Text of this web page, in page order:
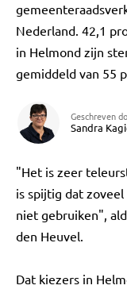
Nederland. 42,1
in Helmond zijn
gemiddeld van 55
Geschreven
Sandra
"Het is zeer
is spijtig dat
niet gebruiken",
den Heuvel.
Dat kiezers in